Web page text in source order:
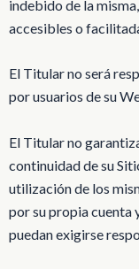
indebido de la
accesibles o
El Titular no será
por usuarios de su
El Titular no
continuidad de su
utilización de los
por su propia cuenta
puedan exigirse